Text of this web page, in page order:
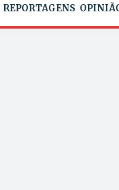
REPORTAGENS